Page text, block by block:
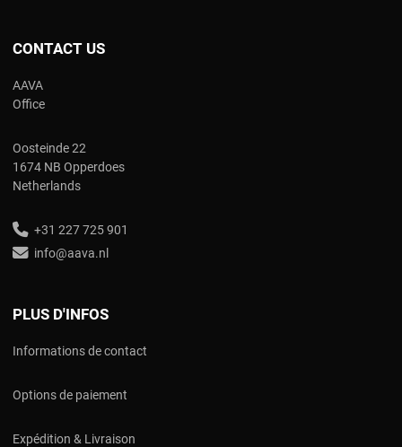
CONTACT US
AAVA
Office
Oosteinde 22
1674 NB Opperdoes
Netherlands
+31 227 725 901
info@aava.nl
PLUS D'INFOS
Informations de contact
Options de paiement
Expédition & Livraison